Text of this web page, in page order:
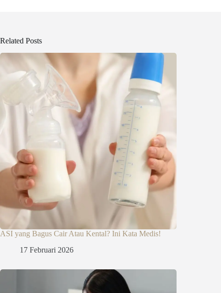
Related Posts
ASI yang Bagus Cair Atau Kental? Ini Kata Medis!
17 Februari 2026